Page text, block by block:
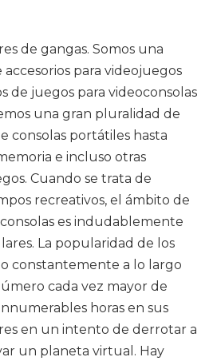
de gangas. Somos una
para videojuegos
de juegos para videoconsolas
una gran pluralidad de
consolas portátiles hasta
e incluso otras
Cuando se trata de
recreativos, el ámbito de
es indudablemente
La popularidad de los
constantemente a lo largo
cada vez mayor de
horas en sus
en un intento de derrotar a
un planeta virtual. Hay